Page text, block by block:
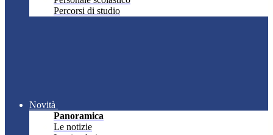
Percorsi di studio
Novità
Panoramica
Le notizie